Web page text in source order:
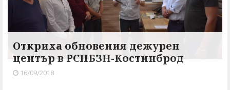
Откриха обновения дежурен
център в РСПБЗН-Костинброд
16/09/2018